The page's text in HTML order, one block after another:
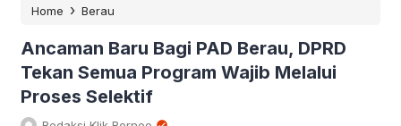
Home › Berau
Ancaman Baru Bagi PAD Berau, DPRD
Tekan Semua Program Wajib Melalui
Proses Selektif